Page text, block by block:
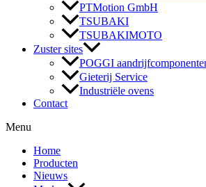
PTMotion GmbH
TSUBAKI
TSUBAKIMOTO
Zuster sites
POGGI
Gieterij Service
Industriële ovens
Contact
Menu
Home
Producten
Nieuws